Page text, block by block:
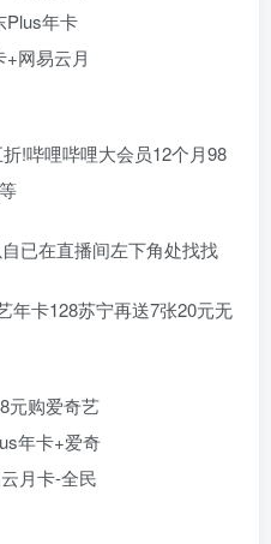
!哔哩哔哩大会员12个月98
已在直播间左下角处找找
年卡128苏宁再送7张20元无